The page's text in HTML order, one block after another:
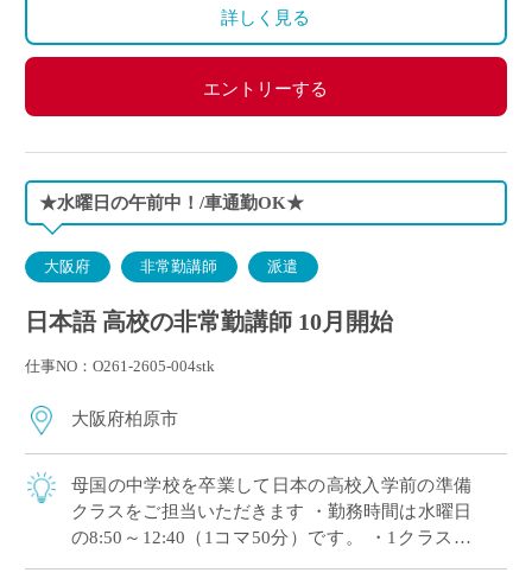
詳しく見る
エントリーする
★水曜日の午前中！/車通勤OK★
大阪府 非常勤講師 派遣
日本語 高校の非常勤講師 10月開始
仕事NO：O261-2605-004stk
大阪府柏原市
母国の中学校を卒業して日本の高校入学前の準備
クラスをご担当いただきます ・勤務時間は水曜日
の8:50～12:40（1コマ50分）です。 ・1クラスあ
たり10～15名程度をご担当いただきます ・同じ学